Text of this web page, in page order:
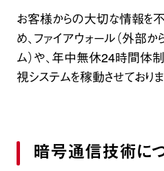
お客様からの大切な情報を
め、ファイアウォール（外部
ム）や、年中無休24時間体
視システムを稼動させておりま
暗号通信技術に